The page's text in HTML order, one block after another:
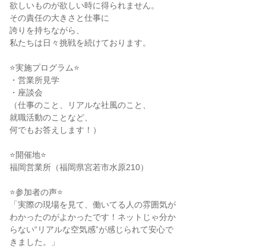
欲しいものが欲しい時に得られません。
その責任の大きさと仕事に
誇りを持ちながら、
私たちは日々挑戦を続けております。
⭐実施プログラム⭐
・営業所見学
・座談会
（仕事のこと、リアルな社風のこと、
就職活動のことなど、
何でもお答えします！）
⭐開催地⭐
福岡営業所（福岡県宮若市水原210）
⭐参加者の声⭐
「実際の現場を見て、働いてる人の雰囲気が
わかったのがよかったです！ネットじゃ分か
らない“リアルな空気感”が感じられて安心で
きました。」